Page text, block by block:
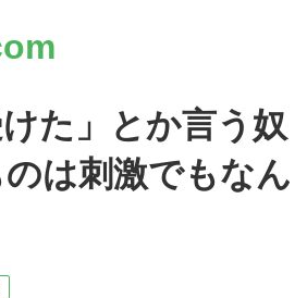
けた」とか言う奴
は刺激でもなん